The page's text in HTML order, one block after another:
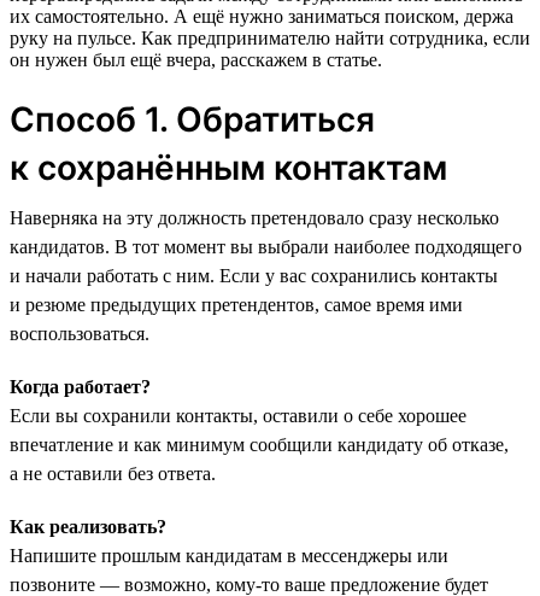
их самостоятельно. А ещё нужно заниматься поиском, держа
руку на пульсе. Как предпринимателю найти сотрудника, если
он нужен был ещё вчера, расскажем в статье.
Способ 1. Обратиться
к сохранённым контактам
Наверняка на эту должность претендовало сразу несколько
кандидатов. В тот момент вы выбрали наиболее подходящего
и начали работать с ним. Если у вас сохранились контакты
и резюме предыдущих претендентов, самое время ими
воспользоваться.
Когда работает?
Если вы сохранили контакты, оставили о себе хорошее
впечатление и как минимум сообщили кандидату об отказе,
а не оставили без ответа.
Как реализовать?
Напишите прошлым кандидатам в мессенджеры или
позвоните — возможно, кому-то ваше предложение будет